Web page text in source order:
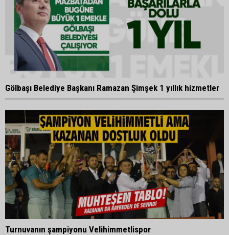
Gölbaşı Belediye Başkanı Ramazan Şimşek 1 yıllık hizmetler
Turnuvanın şampiyonu Velihimmetlispor